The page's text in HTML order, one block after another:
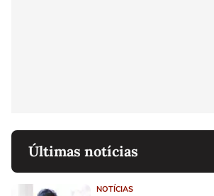
Últimas notícias
NOTÍCIAS